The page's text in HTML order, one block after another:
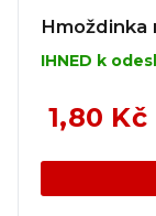
Hmoždinka
IHNED k
1,80 Kč